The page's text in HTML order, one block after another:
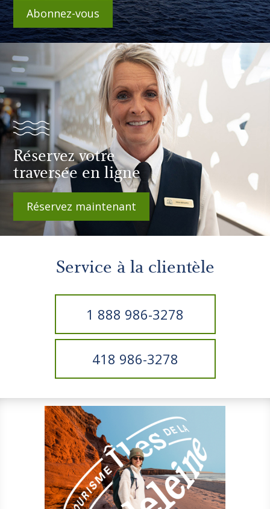
Abonnez-vous
Réservez votre
traversée en ligne
Réservez maintenant
Service à la clientèle
1 888 986-3278
418 986-3278